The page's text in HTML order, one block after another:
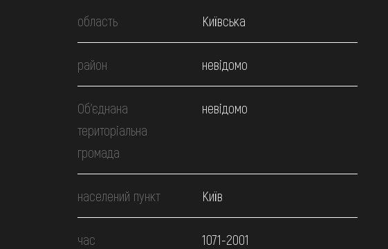
область Київська
район невідомо
Об’єднана
територіальна
громада
невідомо
населений пункт Київ
час 1071-2001